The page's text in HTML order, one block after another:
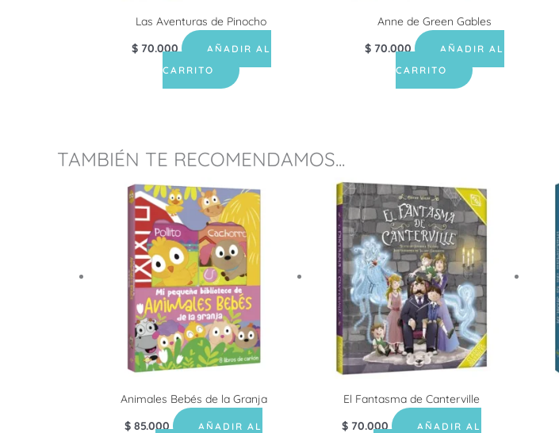
Las Aventuras de Pinocho
$70.000
AÑADIR AL
CARRITO
Anne de Green Gables
$70.000
AÑADIR AL
CARRITO
TAMBIÉN TE RECOMENDAMOS...
Animales Bebés de la Granja
$ 85.000 AÑADIR AL
El Fantasma de Canterville
$ 70.000 AÑADIR AL